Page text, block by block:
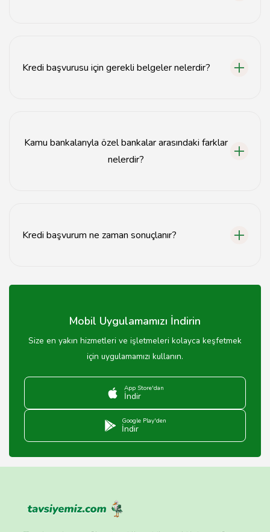
Kredi başvurusu için gerekli belgeler nelerdir?
Kamu bankalarıyla özel bankalar arasındaki farklar
nelerdir?
Kredi başvurum ne zaman sonuçlanır?
sonuçlanmaktadır, ancak bu süre bankaya göre
Mobil Uygulamamızı İndirin
Size en yakın hizmetleri ve işletmeleri kolayca keşfetmek
için uygulamamızı kullanın.
App Store'dan
İndir
Google Play'den
İndir